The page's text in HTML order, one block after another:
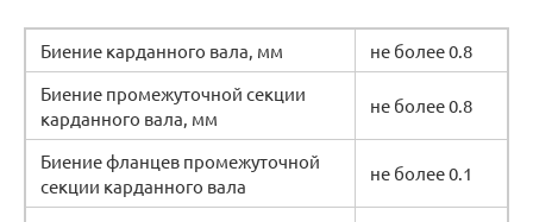
Биение карданного вала, мм
не более 0.8
Биение промежуточной секции
карданного вала, мм
не более 0.8
Биение фланцев промежуточной
секции карданного вала
не более 0.1